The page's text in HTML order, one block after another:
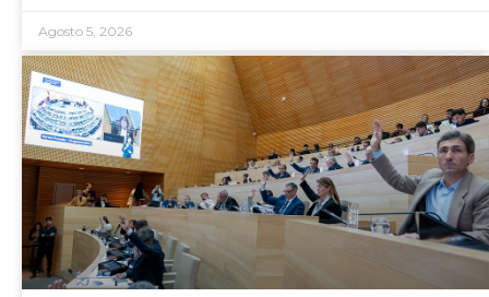
Agosto 5, 2026